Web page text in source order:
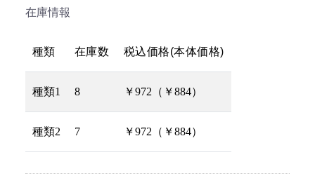
在庫情報
種類 在庫数 税込価格(本体価格)
種類1 8 ￥972（￥884）
種類2 7 ￥972（￥884）